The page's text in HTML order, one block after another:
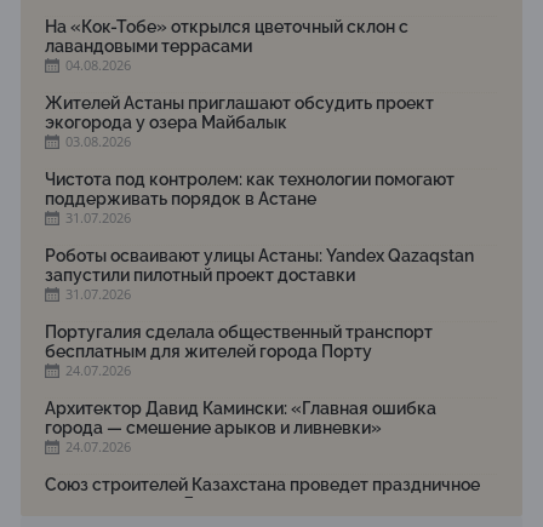
На «Кок-Тобе» открылся цветочный склон с
лавандовыми террасами
04.08.2026
Жителей Астаны приглашают обсудить проект
экогорода у озера Майбалык
03.08.2026
Чистота под контролем: как технологии помогают
поддерживать порядок в Астане
31.07.2026
Роботы осваивают улицы Астаны: Yandex Qazaqstan
запустили пилотный проект доставки
31.07.2026
Португалия сделала общественный транспорт
бесплатным для жителей города Порту
24.07.2026
Архитектор Давид Камински: «Главная ошибка
города — смешение арыков и ливневки»
24.07.2026
Союз строителей Казахстана проведет праздничное
мероприятие ко Дню строителя